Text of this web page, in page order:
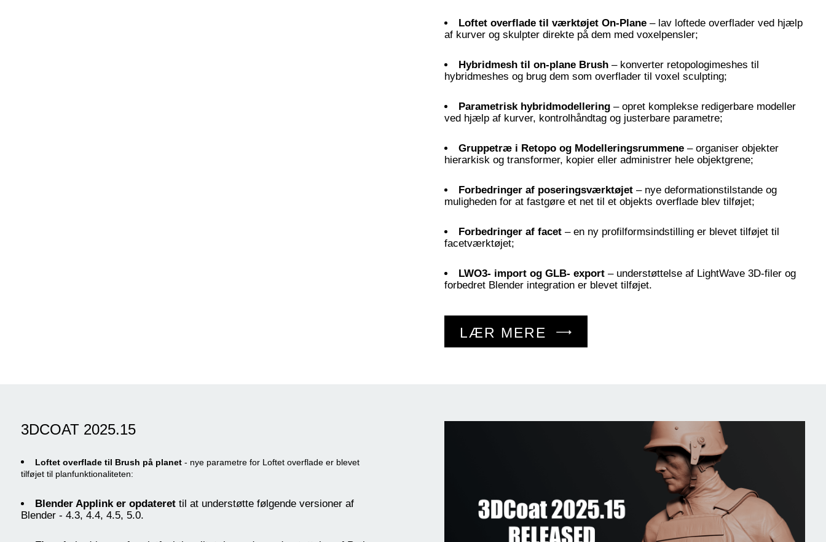
Loftet overflade til værktøjet On-Plane – lav loftede overflader ved hjælp
af kurver og skulpter direkte på dem med voxelpensler;
Hybridmesh til on-plane Brush – konverter retopologimeshes til
hybridmeshes og brug dem som overflader til voxel sculpting;
Parametrisk hybridmodellering – opret komplekse redigerbare modeller
ved hjælp af kurver, kontrolhåndtag og justerbare parametre;
Gruppetræ i Retopo og Modelleringsrummene – organiser objekter
hierarkisk og transformer, kopier eller administrer hele objektgrene;
Forbedringer af poseringsværktøjet – nye deformationstilstande og
muligheden for at fastgøre et net til et objekts overflade blev tilføjet;
Forbedringer af facet – en ny profilformsindstilling er blevet tilføjet til
facetværktøjet;
LWO3- import og GLB- export – understøttelse af LightWave 3D-filer og
forbedret Blender integration er blevet tilføjet.
LÆR MERE
3DCOAT 2025.15
Loftet overflade til Brush på planet- nye parametre for Loftet overflade er blevet
tilføjet til planfunktionaliteten:
Blender Applink er opdaterettil at understøtte følgende versioner af
Blender - 4.3, 4.4, 4.5, 5.0.